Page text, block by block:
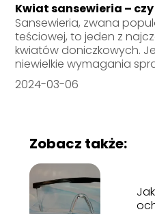
Kwiat sansewieria –
Sansewieria, zwana
teściowej, to jeden z
kwiatów doniczkowych.
niewielkie wymagania
2024-03-06
Zobacz także: